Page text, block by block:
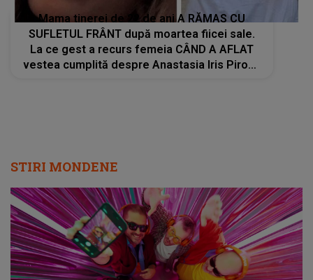
Mama tinerei de 22 de ani A RĂMAS CU
SUFLETUL FRÂNT după moartea fiicei sale.
La ce gest a recurs femeia CÂND A AFLAT
vestea cumplită despre Anastasia Iris Piron?
STIRI MONDENE